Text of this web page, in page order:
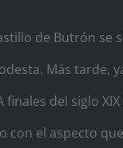
de Butrón se
Más tarde,
finales del siglo
con el aspecto